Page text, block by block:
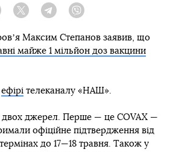
Facebook Twitter Telegram
Максим Степанов заявив, що
майже 1 мільйон доз вакцини
ефірі телеканалу «НАШ».
двох джерел. Перше — це COVAX —
офіційне підтвердження від
до 17—18 травня. Також у